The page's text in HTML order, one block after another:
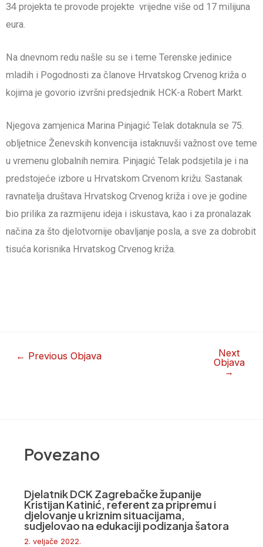
34 projekta te provode projekte vrijedne više od 17 milijuna
eura.
Na dnevnom redu našle su se i teme Terenske jedinice
mladih i Pogodnosti za članove Hrvatskog Crvenog križa o
kojima je govorio izvršni predsjednik HCK-a Robert Markt.
Njegova zamjenica Marina Pinjagić Telak dotaknula se 75.
obljetnice Ženevskih konvencija istaknuvši važnost ove teme
u vremenu globalnih nemira. Pinjagić Telak podsjetila je i na
predstojeće izbore u Hrvatskom Crvenom križu. Sastanak
ravnatelja društava Hrvatskog Crvenog križa i ove je godine
bio prilika za razmijenu ideja i iskustava, kao i za pronalazak
načina za što djelotvornije obavljanje posla, a sve za dobrobit
tisuća korisnika Hrvatskog Crvenog križa.
← Previous Objava
Next
Objava
→
Povezano
Djelatnik DCK Zagrebačke županije
Kristijan Katinić, referent za pripremu i
djelovanje u kriznim situacijama,
sudjelovao na edukaciji podizanja šatora
2. veljače 2022.